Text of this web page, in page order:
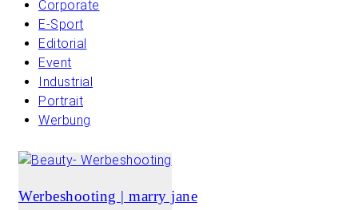
Corporate
E-Sport
Editorial
Event
Industrial
Portrait
Werbung
Werbeshooting | marry jane